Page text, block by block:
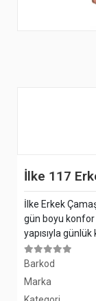
İlke 117
İlke Erkek
gün boyu konfor
yapısıyla
Barkod
Marka